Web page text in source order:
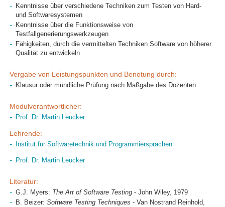
Kenntnisse über verschiedene Techniken zum Testen von Hard-
und Softwaresystemen
Kenntnisse über die Funktionsweise von
Testfallgenerierungswerkzeugen
Fähigkeiten, durch die vermittelten Techniken Software von höherer
Qualität zu entwickeln
Vergabe von Leistungspunkten und Benotung durch:
Klausur oder mündliche Prüfung nach Maßgabe des Dozenten
Modulverantwortlicher:
Prof. Dr. Martin Leucker
Lehrende:
Institut für Softwaretechnik und Programmiersprachen
Prof. Dr. Martin Leucker
Literatur:
G.J. Myers: The Art of Software Testing - John Wiley, 1979
B. Beizer: Software Testing Techniques - Van Nostrand Reinhold,